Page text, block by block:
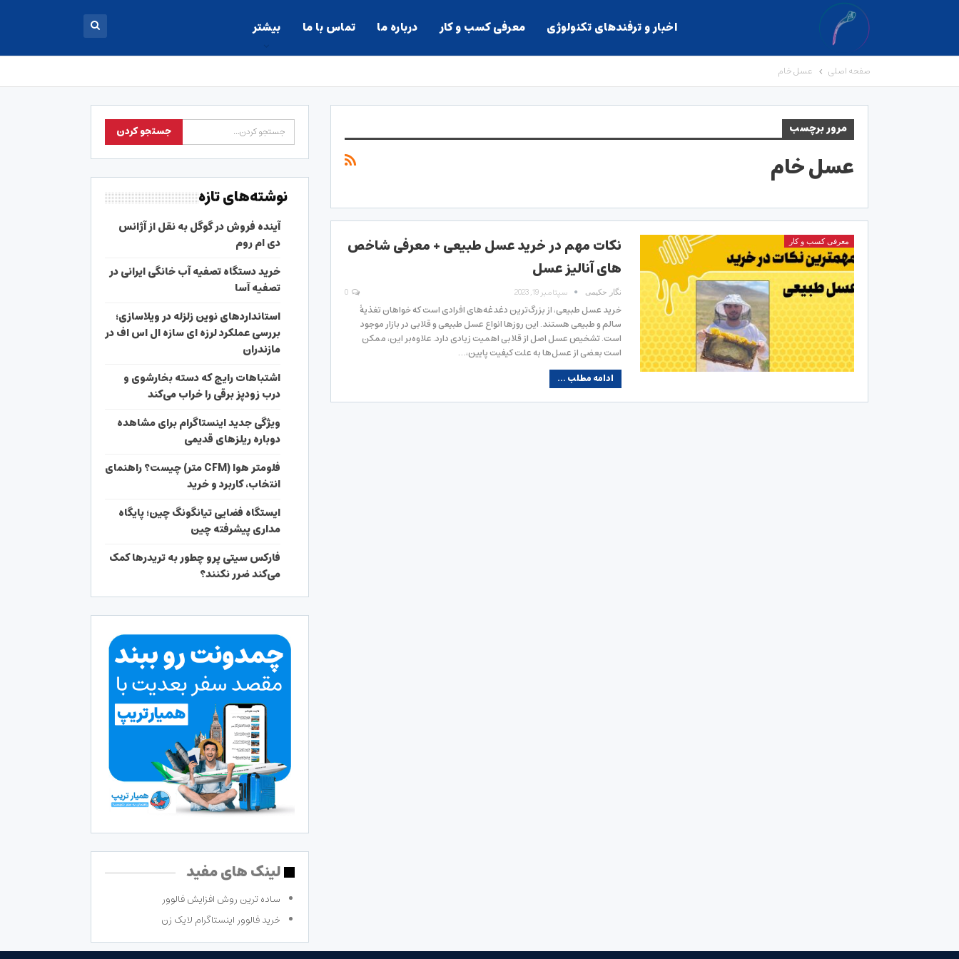
اخبار و ترفندهای تکنولوژی معرفی کسب و کار درباره ما تماس با ما بیشتر
صفحه اصلی عسل خام
مرور برچسب
عسل خام
معرفی کسب و کار
نکات مهم در خرید عسل طبیعی + معرفی شاخص
های آنالیز عسل
نگار حکیمی سپتامبر 19, 2023
خرید عسل طبیعی، از بزرگ‌ترین دغدغه‌های افرادی است که خواهان تغذیۀ
سالم و طبیعی هستند. این روزها انواع عسل طبیعی و قلابی در بازار موجود
است. تشخیص عسل اصل از قلابی اهمیت زیادی دارد. علاوه‌بر این، ممکن
است بعضی از عسل‌ها به علت کیفیت پایین،…
ادامه مطلب ...
نوشته‌های تازه
آینده فروش در گوگل به نقل از آژانس
دی ام روم
خرید دستگاه تصفیه آب خانگی ایرانی در
تصفیه آسا
استانداردهای نوین زلزله در ویلاسازی؛
بررسی عملکرد لرزه ای سازه ال اس اف در
مازندران
اشتباهات رایج که دسته بخارشوی و
درب زودپز برقی را خراب می‌کند
ویژگی جدید اینستاگرام برای مشاهده
دوباره ریلزهای قدیمی
فلومتر هوا (CFM متر) چیست؟ راهنمای
انتخاب، کاربرد و خرید
ایستگاه فضایی تیانگونگ چین؛ پایگاه
مداری پیشرفته چین
فارکس سیتی پرو چطور به تریدرها کمک
می‌کند ضرر نکنند؟
لینک های مفید
ساده ترین روش افزایش فالوور
خرید فالوور اینستاگرام لایک زن